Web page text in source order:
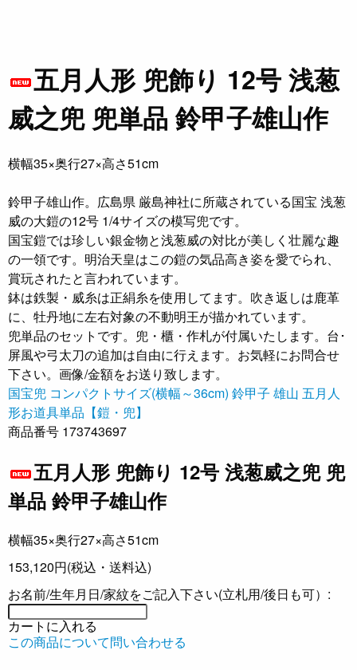
五月人形 兜飾り 12号 浅葱
威之兜 兜単品 鈴甲子雄山作
横幅35×奥行27×高さ51cm
鈴甲子雄山作。広島県 厳島神社に所蔵されている国宝 浅葱
威の大鎧の12号 1/4サイズの模写兜です。
国宝鎧では珍しい銀金物と浅葱威の対比が美しく壮麗な趣
の一領です。明治天皇はこの鎧の気品高き姿を愛でられ、
賞玩されたと言われています。
鉢は鉄製・威糸は正絹糸を使用してます。吹き返しは鹿革
に、牡丹地に左右対象の不動明王が描かれています。
兜単品のセットです。兜・櫃・作札が付属いたします。台･
屏風や弓太刀の追加は自由に行えます。お気軽にお問合せ
下さい。画像/金額をお送り致します。
国宝兜 コンパクトサイズ(横幅～36cm) 鈴甲子 雄山 五月人
形お道具単品【鎧・兜】
商品番号 173743697
五月人形 兜飾り 12号 浅葱威之兜 兜
単品 鈴甲子雄山作
横幅35×奥行27×高さ51cm
153,120円(税込・送料込)
お名前/生年月日/家紋をご記入下さい(立札用/後日も可）:
カートに入れる
この商品について問い合わせる